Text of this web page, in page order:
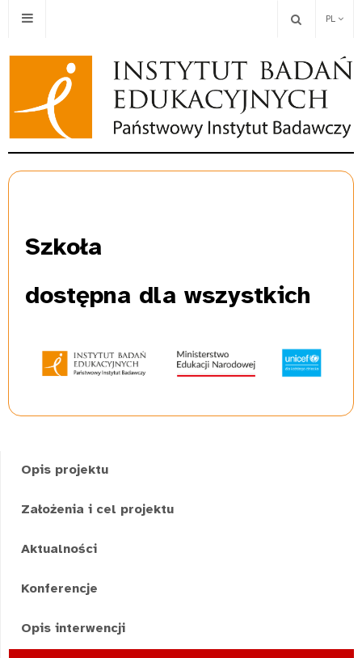
PL
Szkoła
dostępna dla wszystkich
Opis projektu
Założenia i cel projektu
Aktualności
Konferencje
Opis interwencji